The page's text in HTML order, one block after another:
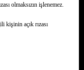
olmaksızın işlenemez.
kişinin açık rızası